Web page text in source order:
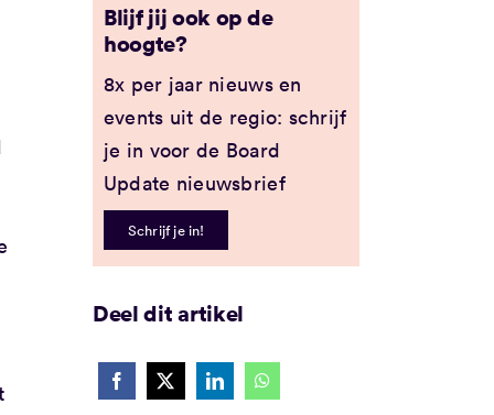
Blijf jij ook op de
hoogte?
8x per jaar nieuws en
events uit de regio: schrijf
je in voor de Board
Update nieuwsbrief
Schrijf je in!
Deel dit artikel